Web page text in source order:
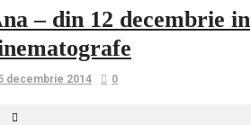
– din 12 decembrie in
decembrie 2014 0